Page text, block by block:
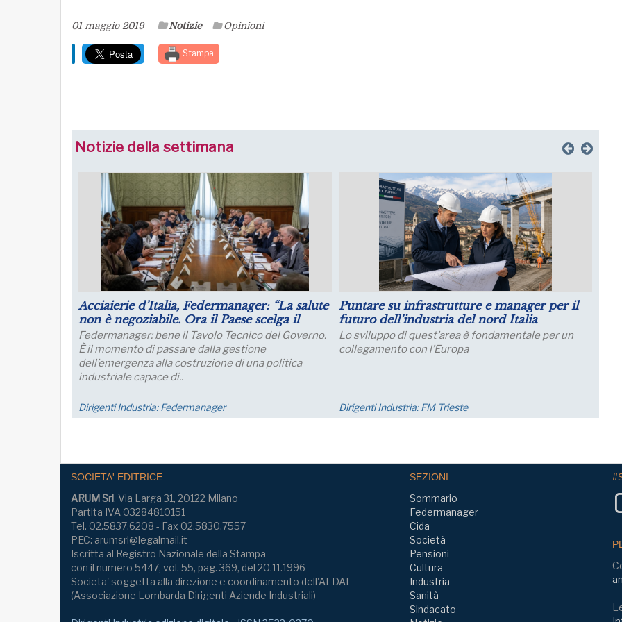
01 maggio 2019 Notizie Opinioni
Stampa
Notizie della settimana
Puntare su infrastrutture e manager per il
futuro dell’industria del nord Italia
Lo sviluppo di quest’area è fondamentale per un
collegamento con l’Europa
Dirigenti Industria:FM Trieste
Luglio: migliorano le aspettative sulla
produzione
Le aspettative delle grandi imprese industriali
migliorano a luglio, con un aumento della quota di
imprese che prevede una crescita della produzione;
Crescita della
Salariali
Incontro Zoom con
SOCIETA' EDITRICE
ARUM Srl, Via Larga 31, 20122 Milano
Partita IVA 03284810151
Tel. 02.5837.6208 - Fax 02.5830.7557
PEC: arumsrl@legalmail.it
Iscritta al Registro Nazionale della Stampa
con il numero 5447, vol. 55, pag. 369, del 20.11.1996
Societa' soggetta alla direzione e coordinamento dell'ALDAI
(Associazione Lombarda Dirigenti Aziende Industriali)
SEZIONI
Sommario
Federmanager
Cida
Società
Pensioni
Cultura
Industria
Sanità
Sindacato